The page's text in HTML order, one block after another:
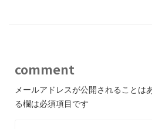
comment
メールアドレスが公開されることは
る欄は必須項目です